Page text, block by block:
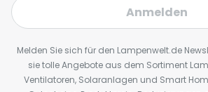
Anmelden
Melden Sie sich für den Lampenwelt.de
sie tolle Angebote aus dem Sortiment
Ventilatoren, Solaranlagen und Smart